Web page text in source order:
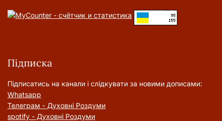
Підписка
Підписатись на канали і слідкувати за новими дописами:
Whatsapp
Телеграм - Духовні Роздуми
spotify - Духовні Роздуми